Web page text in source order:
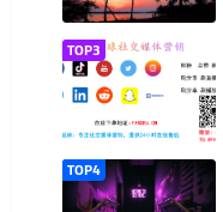
TOP3
TOP4